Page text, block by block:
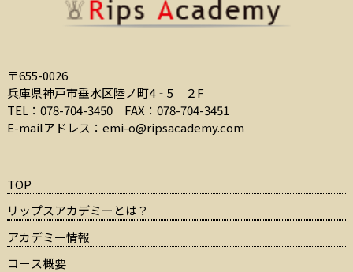
〒655-0026
兵庫県神戸市垂水区陸ノ町4‐5 ２F
TEL：078-704-3450FAX：078-704-3451
E-mailアドレス： emi-o@ripsacademy.com
TOP
リップスアカデミーとは？
アカデミー情報
コース概要